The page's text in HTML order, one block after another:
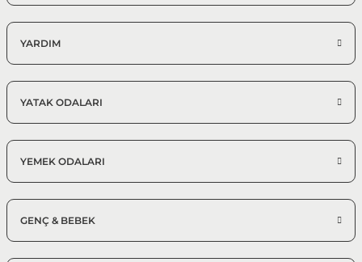
YARDIM
YATAK ODALARI
YEMEK ODALARI
GENÇ & BEBEK